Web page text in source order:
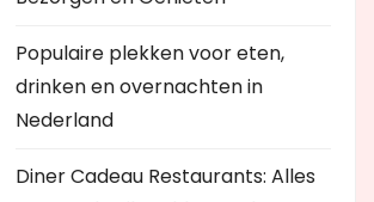
Populaire plekken voor eten,
drinken en overnachten in
Nederland
Diner Cadeau Restaurants: Alles